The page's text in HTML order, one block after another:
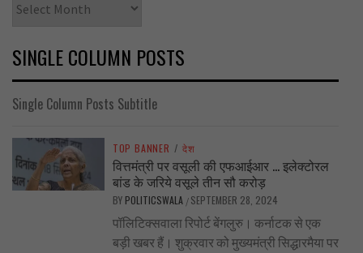
SINGLE COLUMN POSTS
Single Column Posts Subtitle
TOP BANNER / देश
वित्तमंत्री पर वसूली की एफआईआर … इलेक्टोरल
बांड के जरिये वसूले तीन सौ करोड़
BY POLITICSWALA / SEPTEMBER 28, 2024
पॉलिटिक्सवाला रिपोर्ट बेंगलुरु। कर्नाटक से एक
बड़ी खबर हैं। शुक्रवार को मुख्यमंत्री सिद्धारमैया पर